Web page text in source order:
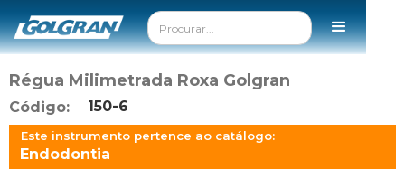
Régua Milimetrada Roxa Golgran
Código: 150-6
Este instrumento pertence ao catálogo:
Endodontia